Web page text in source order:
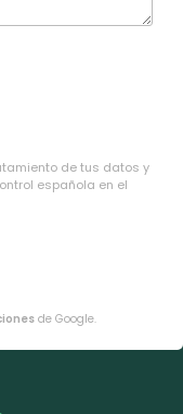
de tus datos y
española en el
de Google.